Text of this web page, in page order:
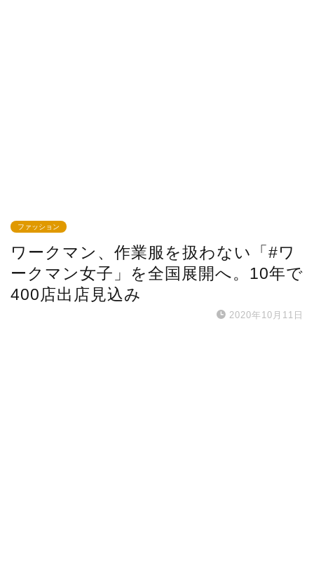
ファッション
ワークマン、作業服を扱わない「#ワ
ークマン女子」を全国展開へ。10年で
400店出店見込み
2020年10月11日